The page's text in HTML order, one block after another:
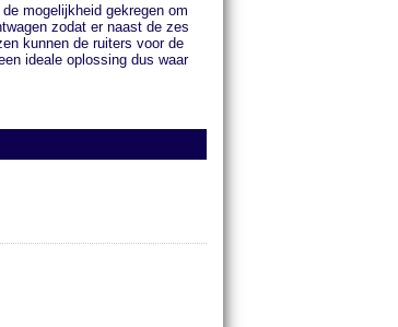
de mogelijkheid gekregen om
zodat er naast de zes
kunnen de ruiters voor de
ideale oplossing dus waar